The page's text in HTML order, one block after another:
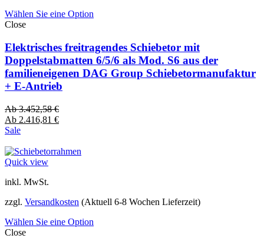
Wählen Sie eine Option
Close
Elektrisches freitragendes Schiebetor mit
Doppelstabmatten 6/5/6 als Mod. S6 aus der
familieneigenen DAG Group Schiebetormanufaktur
+ E-Antrieb
Ab3.452,58€
Ab 2.416,81 €
Sale
Quick view
inkl. MwSt.
zzgl. Versandkosten (Aktuell 6-8 Wochen Lieferzeit)
Wählen Sie eine Option
Close